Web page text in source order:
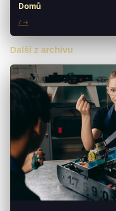
Domů
/ →
Další z archivu